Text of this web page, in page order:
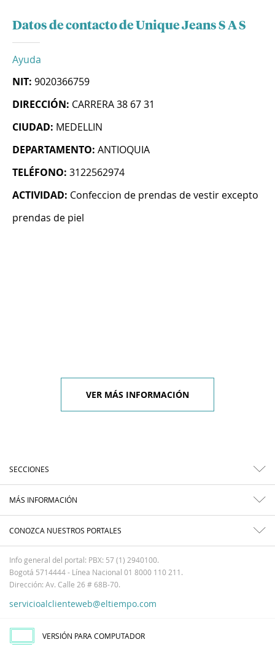
Datos de contacto de Unique Jeans S A S
Ayuda
NIT: 9020366759
DIRECCIÓN: CARRERA 38 67 31
CIUDAD: MEDELLIN
DEPARTAMENTO: ANTIOQUIA
TELÉFONO: 3122562974
ACTIVIDAD: Confeccion de prendas de vestir excepto
prendas de piel
VER MÁS INFORMACIÓN
SECCIONES
MÁS INFORMACIÓN
CONOZCA NUESTROS PORTALES
Info general del portal: PBX: 57 (1) 2940100.
Bogotá 5714444 - Línea Nacional 01 8000 110 211.
Dirección: Av. Calle 26 # 68B-70.
servicioalclienteweb@eltiempo.com
VERSIÓN PARA COMPUTADOR